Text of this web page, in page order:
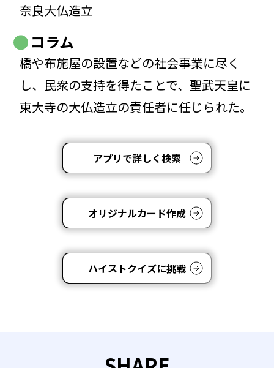
奈良大仏造立
コラム
橋や布施屋の設置などの社会事業に尽く
し、民衆の支持を得たことで、聖武天皇に
東大寺の大仏造立の責任者に任じられた。
アプリで詳しく検索
オリジナルカード作成
ハイストクイズに挑戦